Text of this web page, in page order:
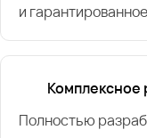
и
Комплексное
Полностью